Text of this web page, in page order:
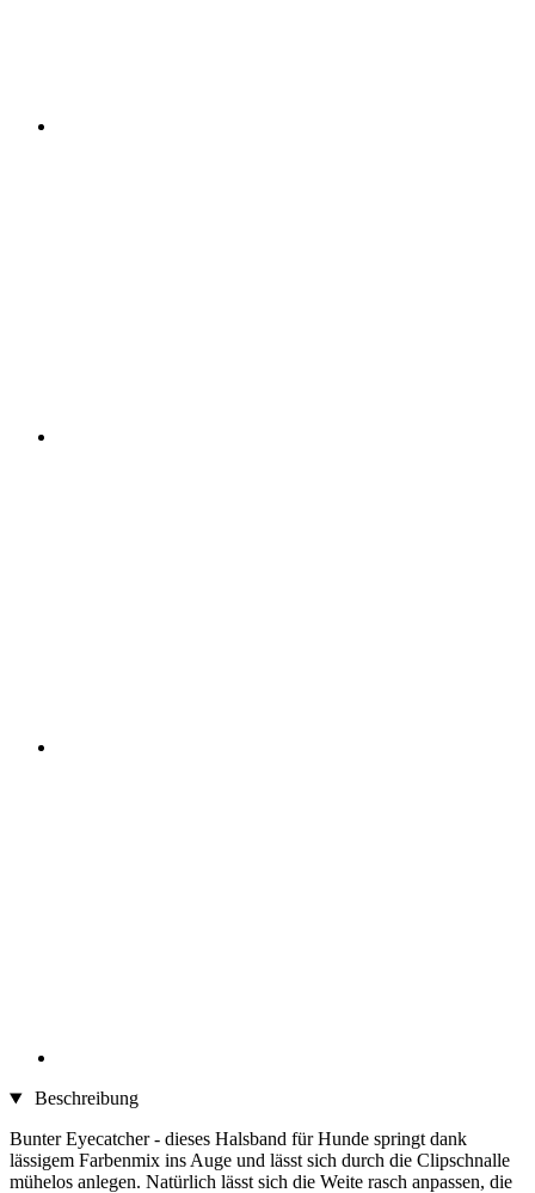
Beschreibung
Bunter Eyecatcher - dieses Halsband für Hunde springt dank
lässigem Farbenmix ins Auge und lässt sich durch die Clipschnalle
mühelos anlegen. Natürlich lässt sich die Weite rasch anpassen, die